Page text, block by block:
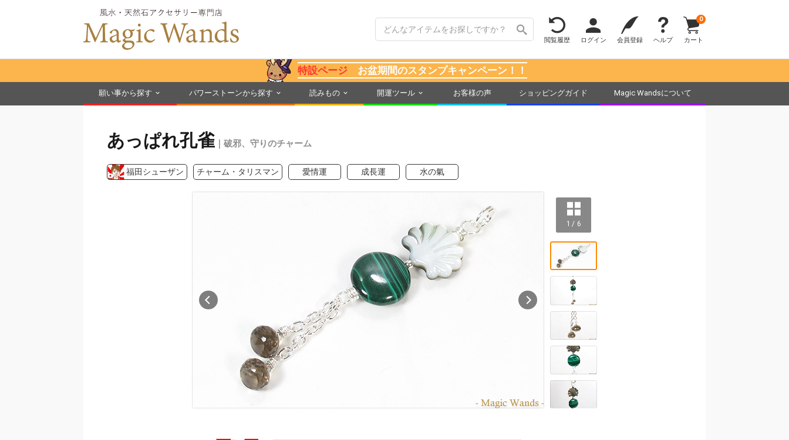
閲覧履歴 ログイン 会員登録 ヘルプ カート
0
特設ページ お盆期間のスタンプキャンペーン！！
願い事から探す パワーストーンから探す 読みもの 開運ツール お客様の声 ショッピングガイド Magic Wandsについて
あっぱれ孔雀 ｜破邪、守りのチャーム
福田シューザン チャーム・タリスマン 愛情運 成長運 水の氣
1 / 6